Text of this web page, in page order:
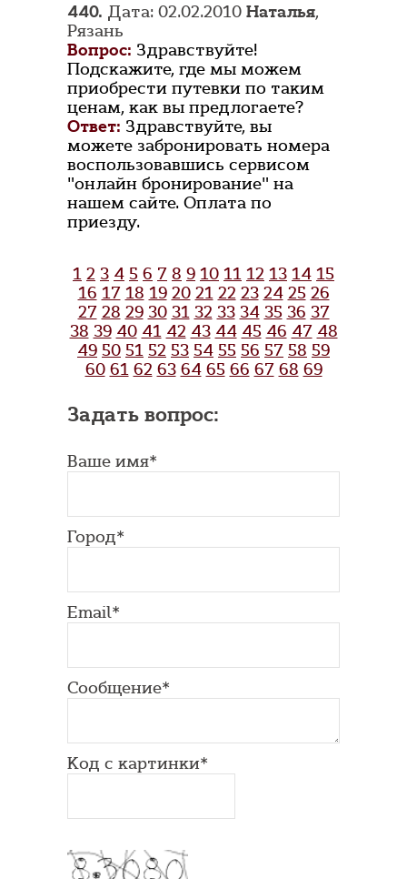
440. Дата: 02.02.2010 Наталья,
Рязань
Вопрос: Здравствуйте!
Подскажите, где мы можем
приобрести путевки по таким
ценам, как вы предлогаете?
Ответ: Здравствуйте, вы
можете забронировать номера
воспользовавшись сервисом
"онлайн бронирование" на
нашем сайте. Оплата по
приезду.
1 2 3 4 5 6 7 8 9 10 11 12 13 14 15
16 17 18 19 20 21 22 23 24 25 26
27 28 29 30 31 32 33 34 35 36 37
38 39 40 41 42 43 44 45 46 47 48
49 50 51 52 53 54 55 56 57 58 59
60 61 62 63 64 65 66 67 68 69
Задать вопрос:
Ваше имя*
Город*
Email*
Сообщение*
Код с картинки*